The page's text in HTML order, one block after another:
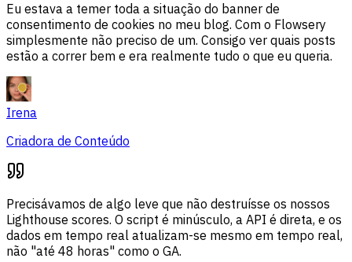
Eu estava a temer toda a situação do banner de
consentimento de cookies no meu blog. Com o Flowsery
simplesmente não preciso de um. Consigo ver quais posts
estão a correr bem e era realmente tudo o que eu queria.
Irena
Criadora de Conteúdo
Precisávamos de algo leve que não destruísse os nossos
Lighthouse scores. O script é minúsculo, a API é direta, e os
dados em tempo real atualizam-se mesmo em tempo real,
não "até 48 horas" como o GA.